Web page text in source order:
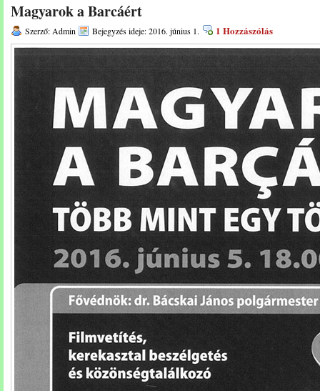
Magyarok a Barcáért
Szerző: Admin Bejegyzés ideje: 2016. június 1. 1 Hozzászólás